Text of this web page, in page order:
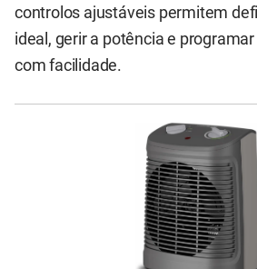
controlos ajustáveis permitem
ideal, gerir a potência e
com facilidade.